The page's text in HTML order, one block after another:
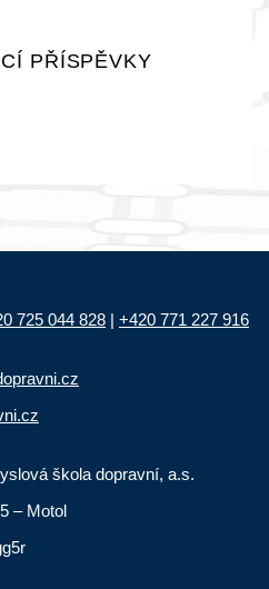
PŘÍSPĚVKY
725 044 828 | +420 771 227 916
škola dopravní, a.s.
– Motol